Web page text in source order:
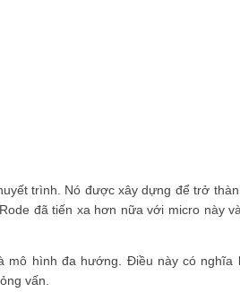
trình. Nó được xây dựng để trở
đã tiến xa hơn nữa với micro này
mô hình đa hướng. Điều này có nghĩa
vấn.